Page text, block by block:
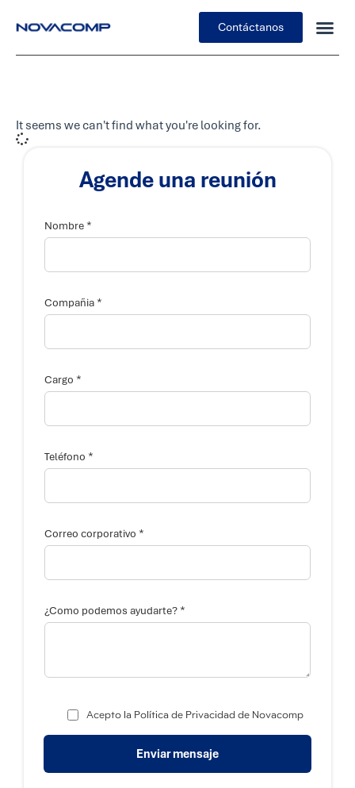
Contáctanos
It seems we can't find what you're looking for.
Agende una reunión
e
l
o
o
C
r
o
c
p
r
a
v
Nombre *
Compañia *
Cargo *
Teléfono *
Correo corporativo *
¿Como podemos ayudarte? *
Acepto la Política de Privacidad de Novacomp
Enviar mensaje